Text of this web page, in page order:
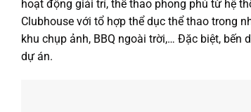
hoạt động giải trí, thể thao phong phú từ hệ
Clubhouse với tổ hợp thể dục thể thao trong
khu chụp ảnh, BBQ ngoài trời,… Đặc biệt,
dự án.